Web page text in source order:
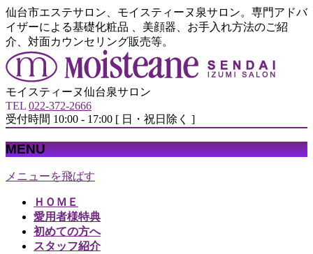
仙台市エステサロン、モイスティーヌ泉サロン。専門アドバ
イザーによる基礎化粧品 、美顔器、お手入れ方法のご紹
介、対面カウンセリング販売等。
モイスティーヌ仙台泉サロン
TEL 022-372-2666
受付時間 10:00 - 17:00 [ 日・祝日除く ]
MENU
メニューを飛ばす
ＨＯＭＥ
愛用者様特典
初めての方へ
スタッフ紹介